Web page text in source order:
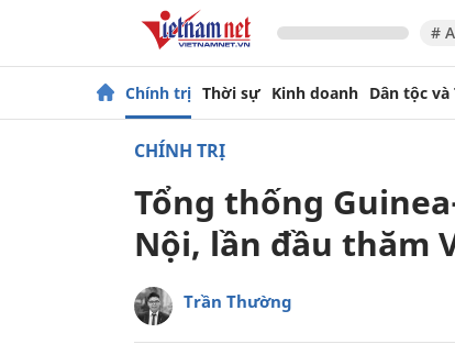
#
Chính trị Thời sự Kinh doanh Dân tộc và
CHÍNH TRỊ
Tổng thống
Nội, lần đầu thăm
Trần Thường